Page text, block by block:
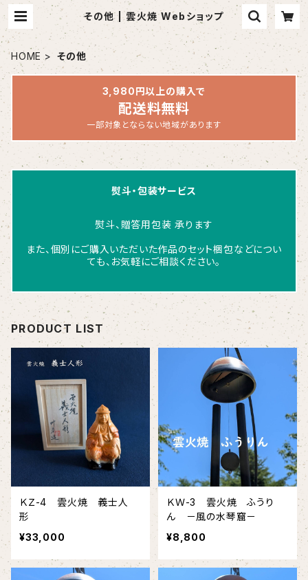
その他 | 雲火焼 Webショップ
HOME その他
3,980円以上の購入で
配送料無料
一部対象とならない地域があります
熨斗・包装サービス
熨斗、贈答用包装 承ります
また、個別にご購入いただいた作品のセット梱包などについ
ても、お気軽にご相談ください。
PRODUCT LIST
ＫＺ-4 雲火焼 義士人
形
¥33,000
ＫＷ-3 雲火焼 ふうり
ん －風の水琴窟－
¥8,800